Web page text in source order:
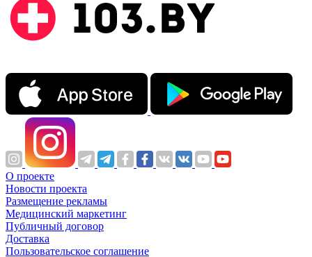
О проекте
Новости проекта
Размещение рекламы
Медицинский маркетинг
Публичный договор
Доставка
Пользовательское соглашение